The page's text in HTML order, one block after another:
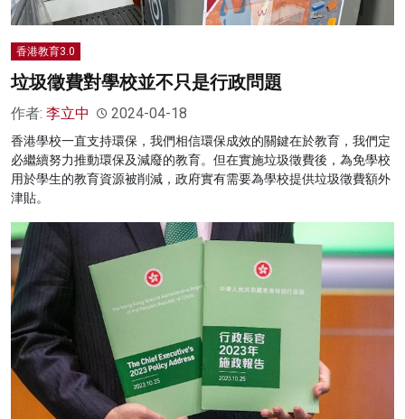
香港教育3.0
垃圾徵費對學校並不只是行政問題
作者: 李立中 2024-04-18
香港學校一直支持環保，我們相信環保成效的關鍵在於教育，我們定
必繼續努力推動環保及減廢的教育。但在實施垃圾徵費後，為免學校
用於學生的教育資源被削減，政府實有需要為學校提供垃圾徵費額外
津貼。